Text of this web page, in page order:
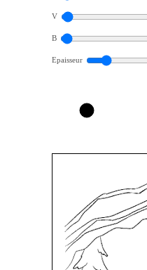
V
B
Epaisseur